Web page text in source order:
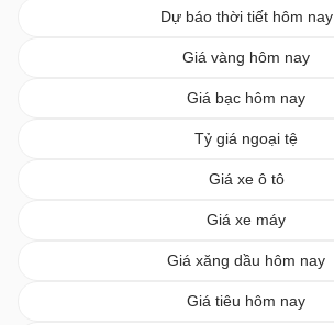
Dự báo thời tiết hôm nay
Giá vàng hôm nay
Giá bạc hôm nay
Tỷ giá ngoại tệ
Giá xe ô tô
Giá xe máy
Giá xăng dầu hôm nay
Giá tiêu hôm nay